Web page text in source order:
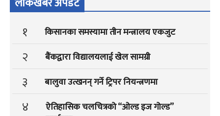
१ किसानका समस्यामा तीन मन्त्रालय एकजुट
२ बैंकद्वारा विद्यालयलाई खेल सामग्री
३ बालुवा उत्खनन् गर्ने ट्रिपर नियन्त्रणमा
४
ऐतिहासिक चलचित्रको “ओल्ड इज गोल्ड”